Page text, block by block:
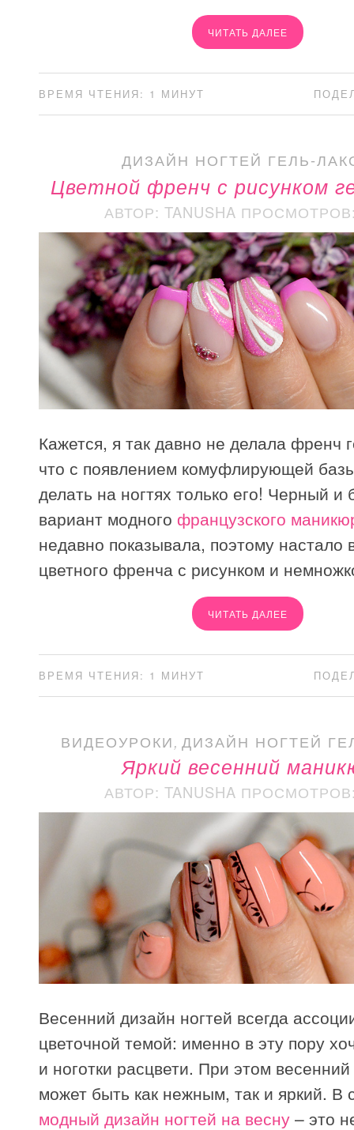
ЧИТАТЬ ДАЛЕЕ
ВРЕМЯ ЧТЕНИЯ: 1 МИНУТ
ДИЗАЙН НОГТЕЙ ГЕЛЬ-
Цветной френч с рисунком
АВТОР: TANUSHA
Кажется, я так давно не делала френч
что с появлением комуфлирующей
делать на ногтях только его! Черный и
вариант модного французского
недавно показывала, поэтому настало
цветного френча с рисунком и
ЧИТАТЬ ДАЛЕЕ
ВРЕМЯ ЧТЕНИЯ: 1 МИНУТ
ВИДЕОУРОКИ,ДИЗАЙН НОГТЕЙ
Яркий весенний
АВТОР: TANUSHA
Весенний дизайн ногтей всегда
цветочной темой: именно в эту пору
и ноготки расцвети. При этом
может быть как нежным, так и яркий. В
модный дизайн ногтей на весну – это